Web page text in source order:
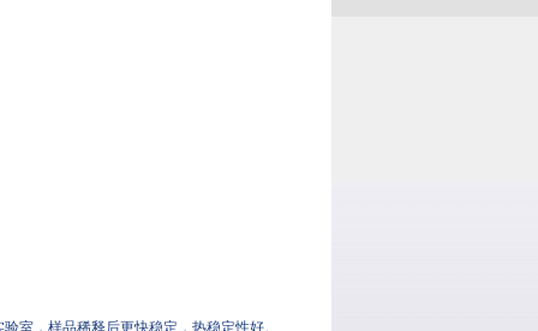
样品稀释后更快稳定，热稳定性好。